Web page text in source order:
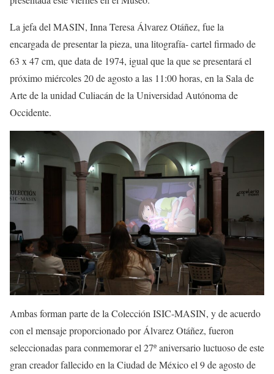
La jefa del MASIN, Inna Teresa Álvarez Otáñez, fue la
encargada de presentar la pieza, una litografía- cartel firmado de
63 x 47 cm, que data de 1974, igual que la que se presentará el
próximo miércoles 20 de agosto a las 11:00 horas, en la Sala de
Arte de la unidad Culiacán de la Universidad Autónoma de
Occidente.
Ambas forman parte de la Colección ISIC-MASIN, y de acuerdo
con el mensaje proporcionado por Álvarez Otáñez, fueron
seleccionadas para conmemorar el 27º aniversario luctuoso de este
gran creador fallecido en la Ciudad de México el 9 de agosto de